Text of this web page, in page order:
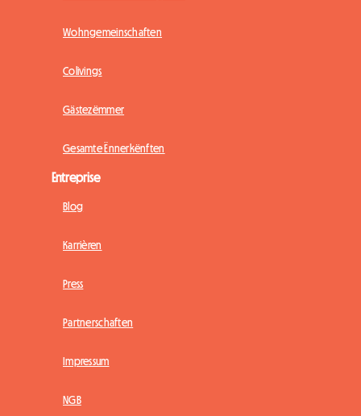
Wohngemeinschaften
Colivings
Gästezëmmer
Gesamte Ënnerkënften
Entreprise
Blog
Karrièren
Press
Partnerschaften
Impressum
NGB